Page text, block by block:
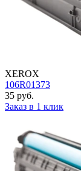
XEROX
106R01373
35 руб.
Заказ в 1 клик